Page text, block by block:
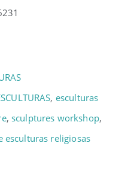
, esculturas
, sculptures workshop,
esculturas religiosas